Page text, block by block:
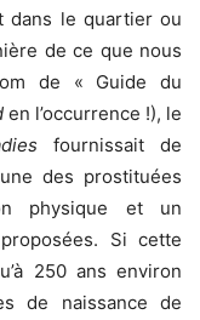
dans le quartier ou
de ce que nous
de « Guide du
en l’occurrence !), le
fournissait de
des prostituées
physique et un
Si cette
250 ans environ
de naissance de